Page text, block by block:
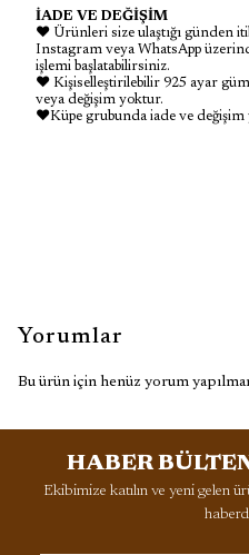
İADE VE DEĞİŞİM
♥ Ürünleri size ulaştığı günden
Instagram veya WhatsApp
işlemi başlatabilirsiniz.
♥ Kişiselleştirilebilir 925 ayar
veya değişim yoktur.
♥Küpe grubunda iade ve değişim
Yorumlar
Bu ürün için henüz yorum
HABER
Ekibimize katılın ve yeni gelen